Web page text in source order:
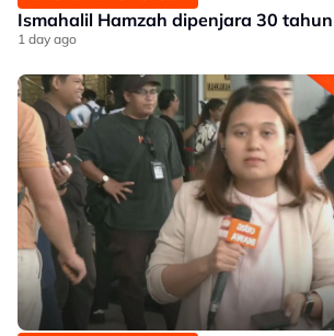
Ismahalil Hamzah dipenjara 30 tahun
1 day ago